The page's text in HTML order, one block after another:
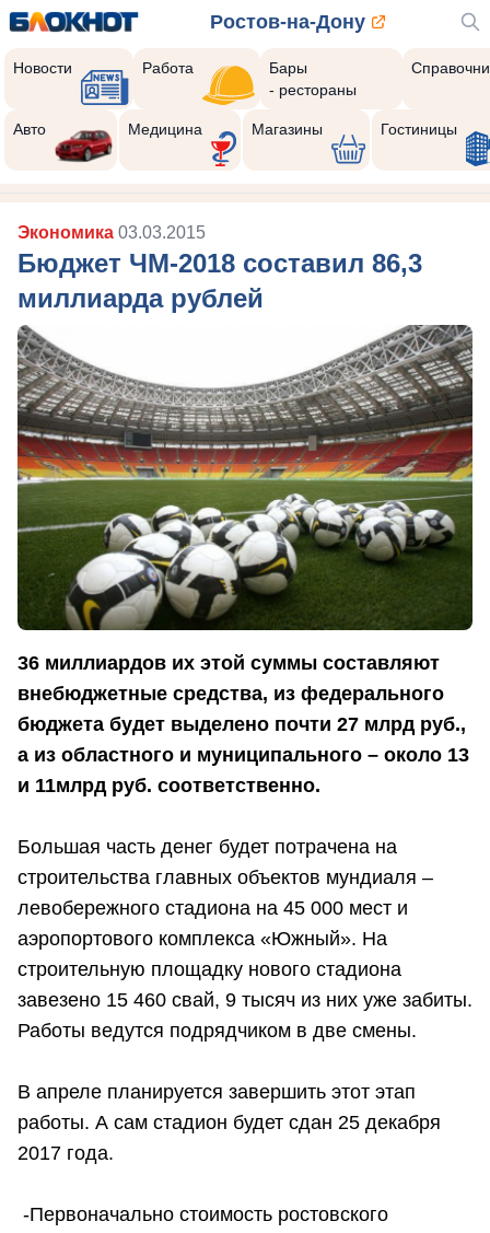
Ростов-на-Дону
Новости Работа
Бары
- рестораны
Авто Медицина Магазины Гостиницы
Экономика 03.03.2015
Бюджет ЧМ-2018 составил 86,3
миллиарда рублей
36 миллиардов их этой суммы составляют
внебюджетные средства, из федерального
бюджета будет выделено почти 27 млрд руб.,
а из областного и муниципального – около 13
и 11млрд руб. соответственно.
Большая часть денег будет потрачена на
строительства главных объектов мундиаля –
левобережного стадиона на 45 000 мест и
аэропортового комплекса «Южный». На
строительную площадку нового стадиона
завезено 15 460 свай, 9 тысяч из них уже забиты.
Работы ведутся подрядчиком в две смены.
В апреле планируется завершить этот этап
работы. А сам стадион будет сдан 25 декабря
2017 года.
-Первоначально стоимость ростовского